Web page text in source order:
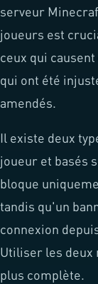
serveur
joueurs est
ceux qui
qui ont été
amendés.
Il existe deux
joueur et basés
bloque
tandis qu'un
connexion
Utiliser les
plus complète.